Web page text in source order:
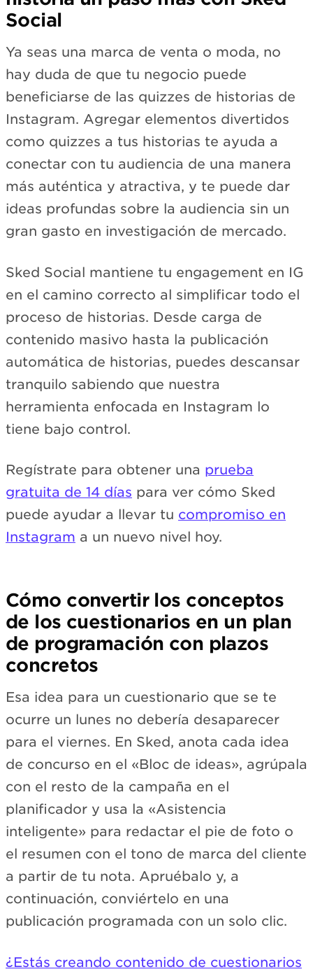
Social
Ya seas una marca de venta o moda, no
hay duda de que tu negocio puede
beneficiarse de las quizzes de historias de
Instagram. Agregar elementos divertidos
como quizzes a tus historias te ayuda a
conectar con tu audiencia de una manera
más auténtica y atractiva, y te puede dar
ideas profundas sobre la audiencia sin un
gran gasto en investigación de mercado.
Sked Social mantiene tu engagement en IG
en el camino correcto al simplificar todo el
proceso de historias. Desde carga de
contenido masivo hasta la publicación
automática de historias, puedes descansar
tranquilo sabiendo que nuestra
herramienta enfocada en Instagram lo
tiene bajo control.
Regístrate para obtener una prueba
gratuita de 14 días para ver cómo Sked
puede ayudar a llevar tu compromiso en
Instagram a un nuevo nivel hoy.
Cómo convertir los conceptos
de los cuestionarios en un plan
de programación con plazos
concretos
Esa idea para un cuestionario que se te
ocurre un lunes no debería desaparecer
para el viernes. En Sked, anota cada idea
de concurso en el «Bloc de ideas», agrúpala
con el resto de la campaña en el
planificador y usa la «Asistencia
inteligente» para redactar el pie de foto o
el resumen con el tono de marca del cliente
a partir de tu nota. Apruébalo y, a
continuación, conviértelo en una
publicación programada con un solo clic.
¿Estás creando contenido de cuestionarios